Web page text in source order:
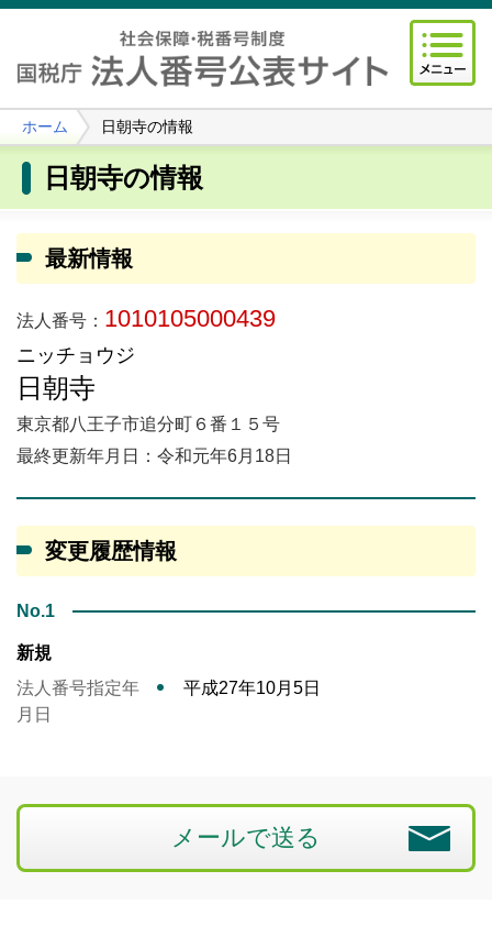
ホーム 日朝寺の情報
日朝寺の情報
最新情報
法人番号： 1010105000439
ニッチョウジ
日朝寺
東京都八王子市追分町６番１５号
最終更新年月日：令和元年6月18日
変更履歴情報
No.1
新規
法人番号指定年
月日
平成27年10月5日
メールで送る